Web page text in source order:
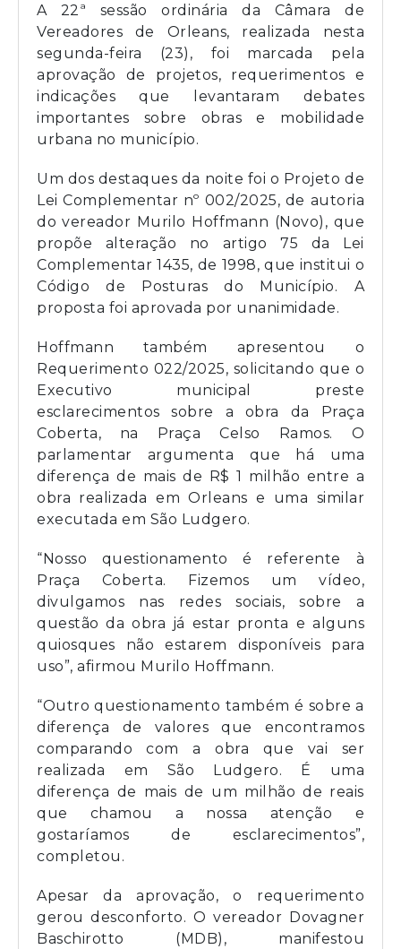
A 22ª sessão ordinária da Câmara de
Vereadores de Orleans, realizada nesta
segunda-feira (23), foi marcada pela
aprovação de projetos, requerimentos e
indicações que levantaram debates
importantes sobre obras e mobilidade
urbana no município.
Um dos destaques da noite foi o Projeto de
Lei Complementar nº 002/2025, de autoria
do vereador Murilo Hoffmann (Novo), que
propõe alteração no artigo 75 da Lei
Complementar 1435, de 1998, que institui o
Código de Posturas do Município. A
proposta foi aprovada por unanimidade.
Hoffmann também apresentou o
Requerimento 022/2025, solicitando que o
Executivo municipal preste
esclarecimentos sobre a obra da Praça
Coberta, na Praça Celso Ramos. O
parlamentar argumenta que há uma
diferença de mais de R$ 1 milhão entre a
obra realizada em Orleans e uma similar
executada em São Ludgero.
“Nosso questionamento é referente à
Praça Coberta. Fizemos um vídeo,
divulgamos nas redes sociais, sobre a
questão da obra já estar pronta e alguns
quiosques não estarem disponíveis para
uso”, afirmou Murilo Hoffmann.
“Outro questionamento também é sobre a
diferença de valores que encontramos
comparando com a obra que vai ser
realizada em São Ludgero. É uma
diferença de mais de um milhão de reais
que chamou a nossa atenção e
gostaríamos de esclarecimentos”,
completou.
Apesar da aprovação, o requerimento
gerou desconforto. O vereador Dovagner
Baschirotto (MDB), manifestou